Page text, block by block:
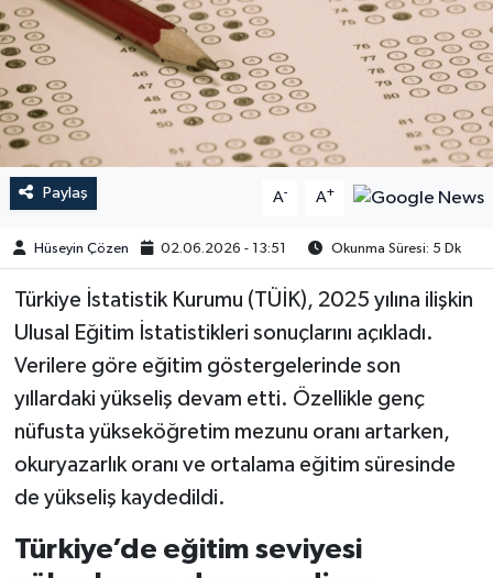
Paylaş A- A+
Hüseyin Çözen 02.06.2026 - 13:51 Okunma Süresi: 5 Dk
Türkiye İstatistik Kurumu (TÜİK), 2025 yılına ilişkin
Ulusal Eğitim İstatistikleri sonuçlarını açıkladı.
Verilere göre eğitim göstergelerinde son
yıllardaki yükseliş devam etti. Özellikle genç
nüfusta yükseköğretim mezunu oranı artarken,
okuryazarlık oranı ve ortalama eğitim süresinde
de yükseliş kaydedildi.
Türkiye’de eğitim seviyesi